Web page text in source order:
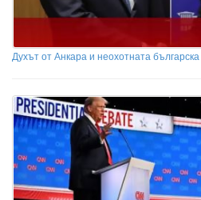
Духът от Анкара и неохотната